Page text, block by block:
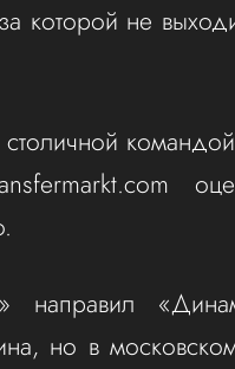
которой не
направил
но в